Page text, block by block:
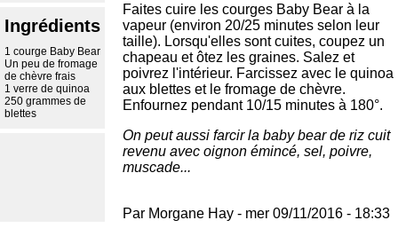
Ingrédients
1 courge Baby Bear
Un peu de fromage
de chèvre frais
1 verre de quinoa
250 grammes de
blettes
Faites cuire les courges Baby Bear à la
vapeur (environ 20/25 minutes selon leur
taille). Lorsqu'elles sont cuites, coupez un
chapeau et ôtez les graines. Salez et
poivrez l'intérieur. Farcissez avec le quinoa
aux blettes et le fromage de chèvre.
Enfournez pendant 10/15 minutes à 180°.
On peut aussi farcir la baby bear de riz cuit
revenu avec oignon émincé, sel, poivre,
muscade...
Par Morgane Hay - mer 09/11/2016 - 18:33